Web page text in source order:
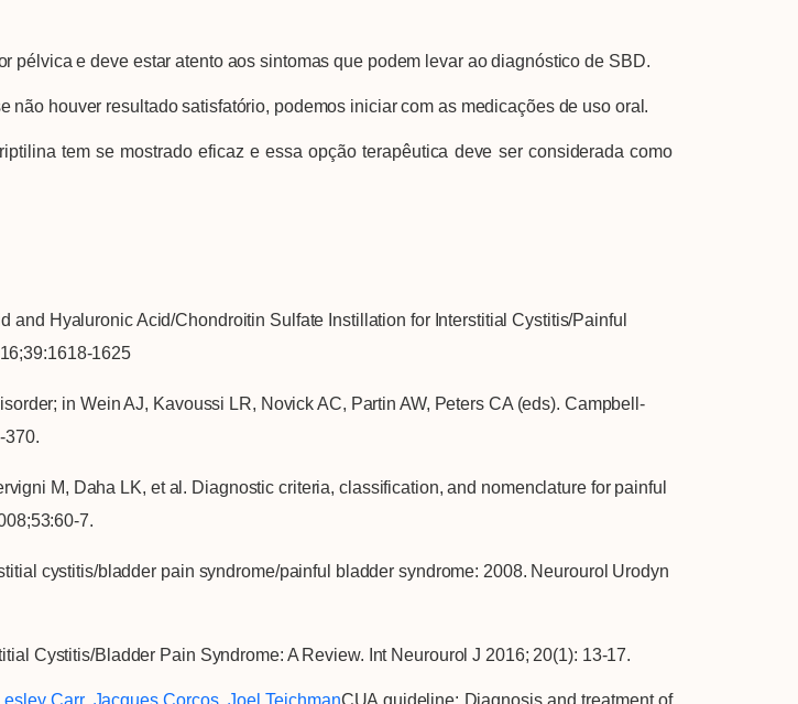
e deve estar atento aos sintomas que podem levar ao diagnóstico de SBD.
houver resultado satisfatório, podemos iniciar com as medicações de uso oral.
tem se mostrado eficaz e essa opção terapêutica deve ser considerada como
Hyaluronic Acid/Chondroitin Sulfate Instillation for Interstitial Cystitis/Painful
1625
in Wein AJ, Kavoussi LR, Novick AC, Partin AW, Peters CA (eds). Campbell-
370.
M, Daha LK, et al. Diagnostic criteria, classification, and nomenclature for painful
7.
cystitis/bladder pain syndrome/painful bladder syndrome: 2008. Neurourol Urodyn
Cystitis/Bladder Pain Syndrome: A Review. Int Neurourol J 2016; 20(1): 13-17.
Lesley Carr, Jacques Corcos,Joel TeichmanCUA guideline: Diagnosis and treatment of